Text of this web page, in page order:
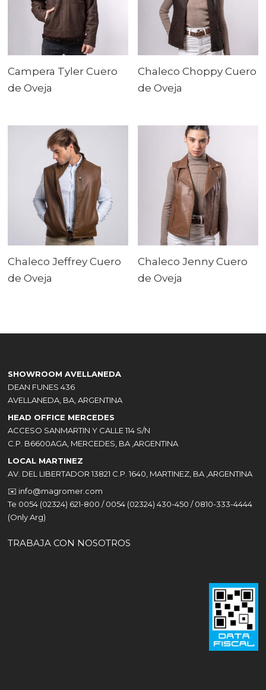
Campera Tyler Cuero
de Oveja
Chaleco Choppy Cuero
de Oveja
Chaleco Jeffrey Cuero
de Oveja
Chaleco Jenny Cuero
de Oveja
SHOWROOM AVELLANEDA
DEAN FUNES 436
AVELLANEDA, BA, ARGENTINA
HEAD OFFICE MERCEDES
ACCESO SANMARTIN Y CALLE 114 S/N
C.P. B6600AGA, MERCEDES, BA ,ARGENTINA
LOCAL MARTINEZ
AV. DEL LIBERTADOR 13821 C.P. 1640, MARTINEZ, BA ,ARGENTINA
✉️ info@magromer.com
Te 0054 (02324) 621-800 / 0054 (02324) 430-450 / 0810-333-4444
(Only Arg)
TRABAJA CON NOSOTROS